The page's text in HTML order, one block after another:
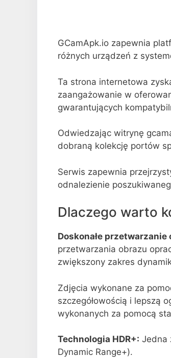
GCamApk.io zapewnia
różnych urządzeń z
Ta strona internetowa
zaangażowanie w
gwarantujących
Odwiedzając witrynę
dobraną kolekcję portów
Serwis zapewnia
odnalezienie
Dlaczego warto
Doskonałe przetwarzanie
przetwarzania obrazu
zwiększony zakres
Zdjęcia wykonane za
szczegółowością i lepszą
wykonanych za pomocą
Technologia HDR+: Jedna
Dynamic Range+).